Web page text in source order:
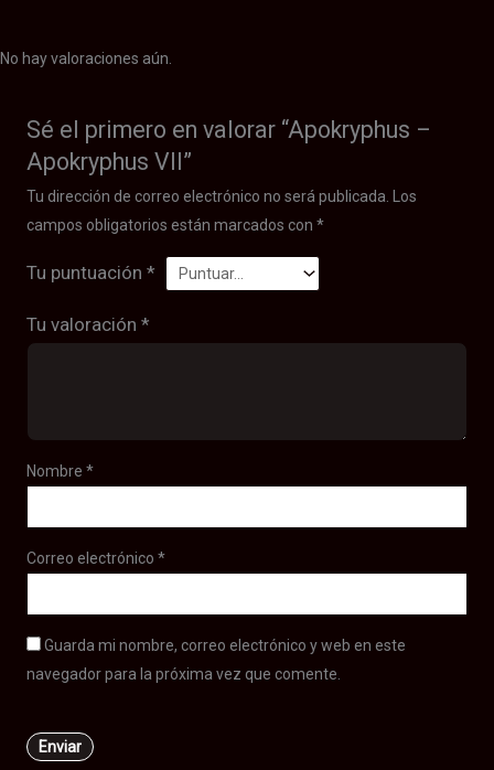
No hay valoraciones aún.
Sé el primero en valorar “Apokryphus –
Apokryphus VII”
Tu dirección de correo electrónico no será publicada.
Los
campos obligatorios están marcados con*
Tu puntuación*
Tu valoración*
Nombre*
Correo electrónico*
Guarda mi nombre, correo electrónico y web en este
navegador para la próxima vez que comente.